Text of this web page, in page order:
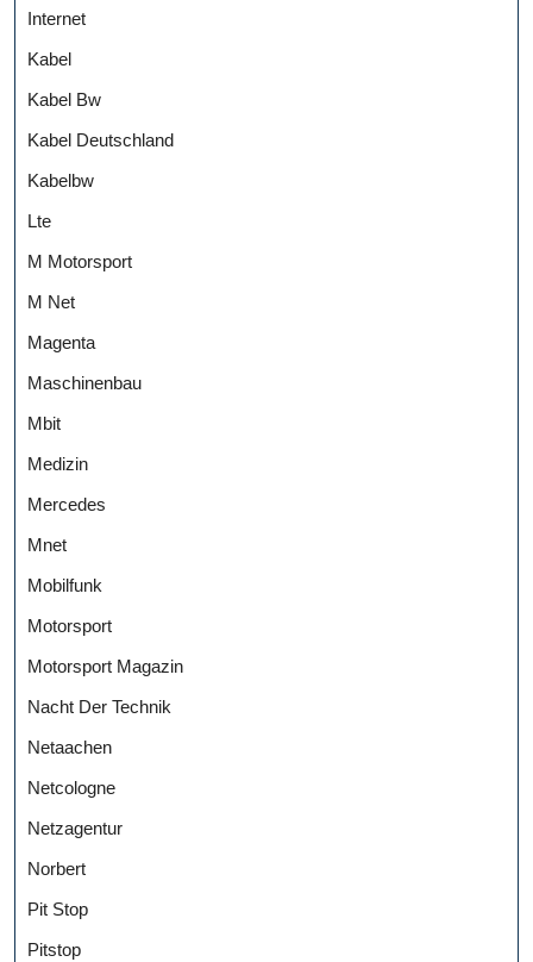
Internet
Kabel
Kabel Bw
Kabel Deutschland
Kabelbw
Lte
M Motorsport
M Net
Magenta
Maschinenbau
Mbit
Medizin
Mercedes
Mnet
Mobilfunk
Motorsport
Motorsport Magazin
Nacht Der Technik
Netaachen
Netcologne
Netzagentur
Norbert
Pit Stop
Pitstop